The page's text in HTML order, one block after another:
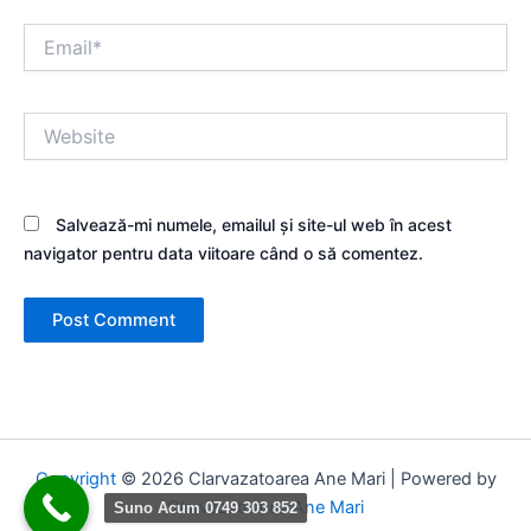
Salvează-mi numele, emailul și site-ul web în acest
navigator pentru data viitoare când o să comentez.
Copyright© 2026 Clarvazatoarea Ane Mari | Powered by
Clarvazatoarea Ane Mari
Suno Acum 0749 303 852